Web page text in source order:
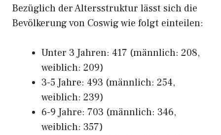
Bezüglich der Altersstruktur lässt sich die
Bevölkerung von Coswig wie folgt einteilen:
Unter 3 Jahren: 417 (männlich: 208,
weiblich: 209)
3-5 Jahre: 493 (männlich: 254,
weiblich: 239)
6-9 Jahre: 703 (männlich: 346,
weiblich: 357)